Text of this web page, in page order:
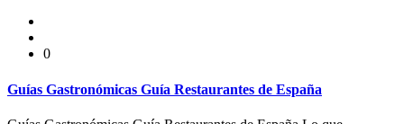
0
Guías Gastronómicas Guía Restaurantes de España